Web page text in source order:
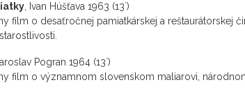
, Ivan Húšťava 1963 (13´)
film o desaťročnej pamiatkárskej a reštaurátorskej
Pogran 1964 (13´)
film o významnom slovenskom maliarovi,